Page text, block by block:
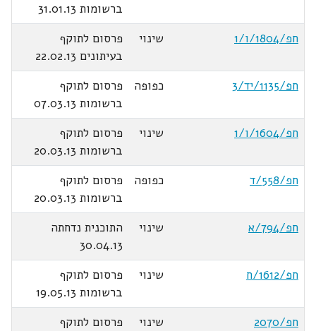
ברשומות 31.01.13
חפ/1804/ו/1
שינוי
פרסום לתוקף
בעיתונים 22.02.13
חפ/1135/יד/3
כפופה
פרסום לתוקף
ברשומות 07.03.13
חפ/1604/ו/1
שינוי
פרסום לתוקף
ברשומות 20.03.13
חפ/558/ד
כפופה
פרסום לתוקף
ברשומות 20.03.13
חפ/794/א
שינוי
התוכנית נדחתה
30.04.13
חפ/1612/ח
שינוי
פרסום לתוקף
ברשומות 19.05.13
חפ/2070
שינוי
פרסום לתוקף